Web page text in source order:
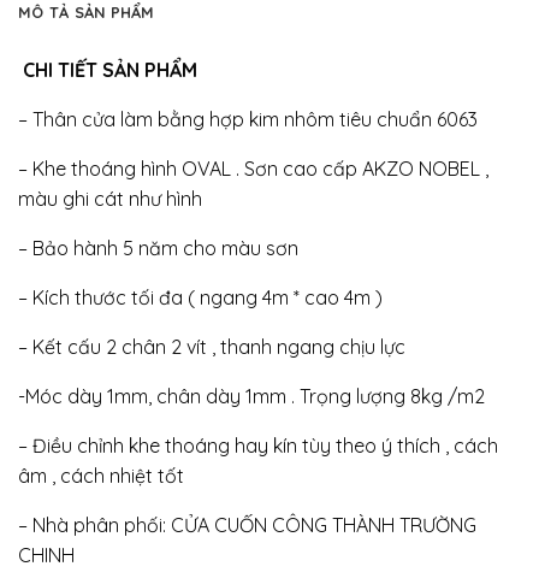
MÔ TẢ SẢN PHẨM
CHI TIẾT SẢN PHẨM
– Thân cửa làm bằng hợp kim nhôm tiêu chuẩn 6063
– Khe thoáng hình OVAL . Sơn cao cấp AKZO NOBEL ,
màu ghi cát như hình
– Bảo hành 5 năm cho màu sơn
– Kích thước tối đa ( ngang 4m * cao 4m )
– Kết cấu 2 chân 2 vít , thanh ngang chịu lực
-Móc dày 1mm, chân dày 1mm . Trọng lượng 8kg /m2
– Điều chỉnh khe thoáng hay kín tùy theo ý thích , cách
âm , cách nhiệt tốt
– Nhà phân phối: CỬA CUỐN CÔNG THÀNH TRƯỜNG
CHINH